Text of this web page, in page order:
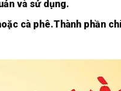
và sử dụng.
cà phê.Thành phần